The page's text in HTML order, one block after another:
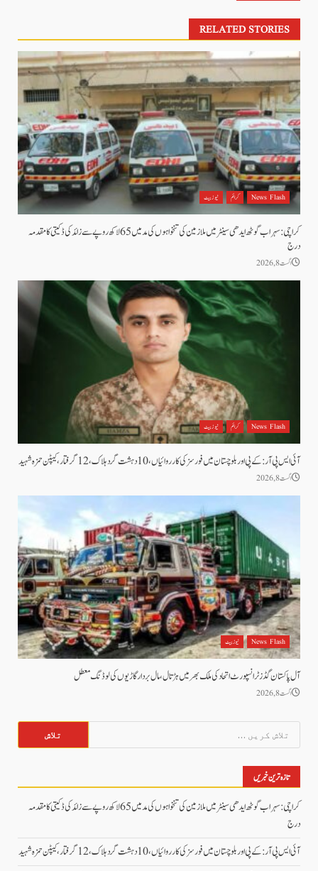
RELATED STORIES
News Flash کرائم نیوز بیٹ
کراچی: سہراب گوٹھ ایدھی سینٹر میں ملازمین کی تنخواہوں کی مد میں 65 لاکھ روپے سے زائد کی ڈکیتی کا مقدمہ
درج
اگست 8, 2026
News Flash کرائم نیوز بیٹ
آئی ایس پی آر: کے پی اور بلوچستان میں فورسز کی کارروائیاں، 10 دہشت گرد ہلاک، 12 گرفتار، کیپٹن حمزہ شہید
اگست 8, 2026
News Flash نیوز بیٹ
آل پاکستان گڈز ٹرانسپورٹ اتحاد کی ملک بھر میں ہڑتال،مال بردار گاڑیوں کی لوڈنگ معطل
اگست 8, 2026
کریں
برائے:
تازہ ترین خبریں
کراچی: سہراب گوٹھ ایدھی سینٹر میں ملازمین کی تنخواہوں کی مد میں 65 لاکھ روپے سے زائد کی ڈکیتی کا مقدمہ
درج
آئی ایس پی آر: کے پی اور بلوچستان میں فورسز کی کارروائیاں، 10 دہشت گرد ہلاک، 12 گرفتار، کیپٹن حمزہ شہید